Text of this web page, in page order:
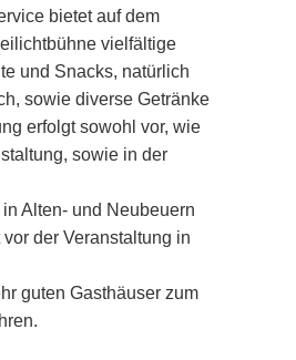
bietet auf dem
vielfältige
und Snacks, natürlich
sowie diverse Getränke
erfolgt sowohl vor, wie
sowie in der
Alten- und Neubeuern
der Veranstaltung in
guten Gasthäuser zum